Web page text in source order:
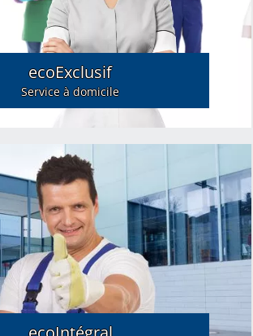
ecoExclusif
Service à domicile